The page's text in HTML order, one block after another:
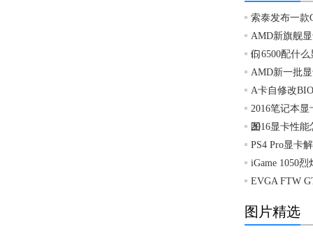
索泰发布一款
AMD新旗舰
们
i5 6500配什
AMD新一批
A卡自修改
2016笔记本
图
2016显卡性
PS4 Pro显卡
iGame 1050
EVGA FTW
图片精选